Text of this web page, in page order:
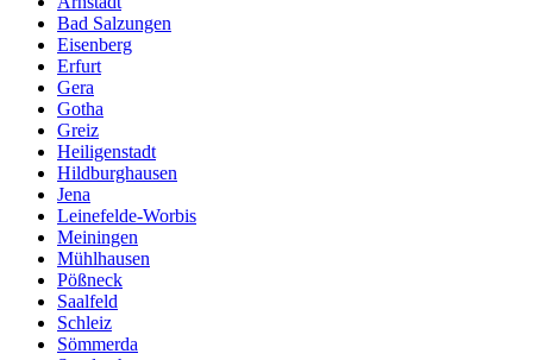
Bad Salzungen
Eisenberg
Erfurt
Gera
Gotha
Greiz
Heiligenstadt
Hildburghausen
Jena
Leinefelde-Worbis
Meiningen
Mühlhausen
Pößneck
Saalfeld
Schleiz
Sömmerda